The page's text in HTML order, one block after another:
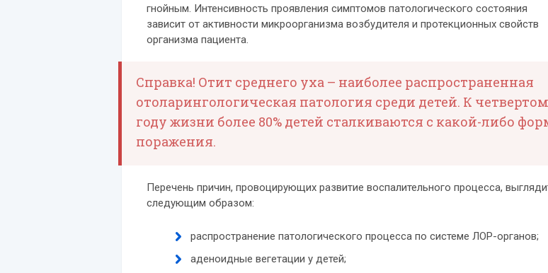
гнойным. Интенсивность проявления симптомов патологического состояния
зависит от активности микроорганизма возбудителя и протекционных свойств
организма пациента.
Справка! Отит среднего уха – наиболее распространенная
отоларингологическая патология среди детей. К
году жизни более 80% детей сталкиваются с какой-либо
поражения.
Перечень причин, провоцирующих развитие воспалительного процесса,
следующим образом:
распространение патологического процесса по системе ЛОР-органов;
аденоидные вегетации у детей;